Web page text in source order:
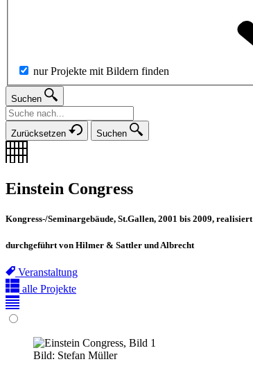
nur Projekte mit Bildern finden
Suchen
Zurücksetzen Suchen
Einstein Congress
Kongress-/Seminargebäude, St.Gallen, 2001 bis 2009, realisiert
durchgeführt von Hilmer & Sattler und Albrecht
Veranstaltung
alle Projekte
Bild: Stefan Müller